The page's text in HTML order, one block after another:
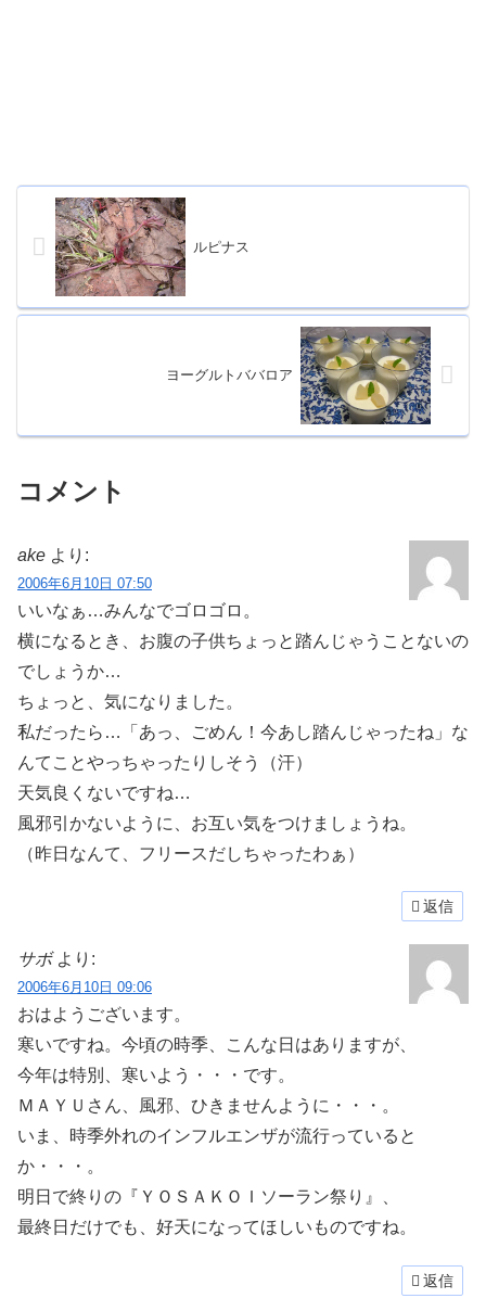
ルピナス
ヨーグルトババロア
コメント
ake より:
2006年6月10日 07:50
いいなぁ…みんなでゴロゴロ。
横になるとき、お腹の子供ちょっと踏んじゃうことないの
でしょうか…
ちょっと、気になりました。
私だったら…「あっ、ごめん！今あし踏んじゃったね」な
んてことやっちゃったりしそう（汗）
天気良くないですね…
風邪引かないように、お互い気をつけましょうね。
（昨日なんて、フリースだしちゃったわぁ）
返信
サボ より:
2006年6月10日 09:06
おはようございます。
寒いですね。今頃の時季、こんな日はありますが、
今年は特別、寒いよう・・・です。
ＭＡＹＵさん、風邪、ひきませんように・・・。
いま、時季外れのインフルエンザが流行っていると
か・・・。
明日で終りの『ＹＯＳＡＫＯＩソーラン祭り』、
最終日だけでも、好天になってほしいものですね。
返信